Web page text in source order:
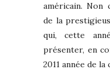
américain. Non
de la
qui, cette
présenter, en
2011 année de